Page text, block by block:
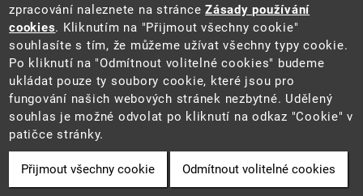
2026 ©Česká geologická služba(ČGS). ČGS je státní
příspěvkovou organizací pověřenou výkonem státní
geologické služby na území ČR.
Cookie
zpracování naleznete na stránceZásady používání
cookies. Kliknutím na "Přijmout všechny cookie"
souhlasíte s tím, že můžeme užívat všechny typy cookie.
Po kliknutí na "Odmítnout volitelné cookies" budeme
ukládat pouze ty soubory cookie, které jsou pro
fungování našich webových stránek nezbytné. Udělený
souhlas je možné odvolat po kliknutí na odkaz "Cookie" v
patičce stránky.
Přijmout všechny cookie Odmítnout volitelné cookies